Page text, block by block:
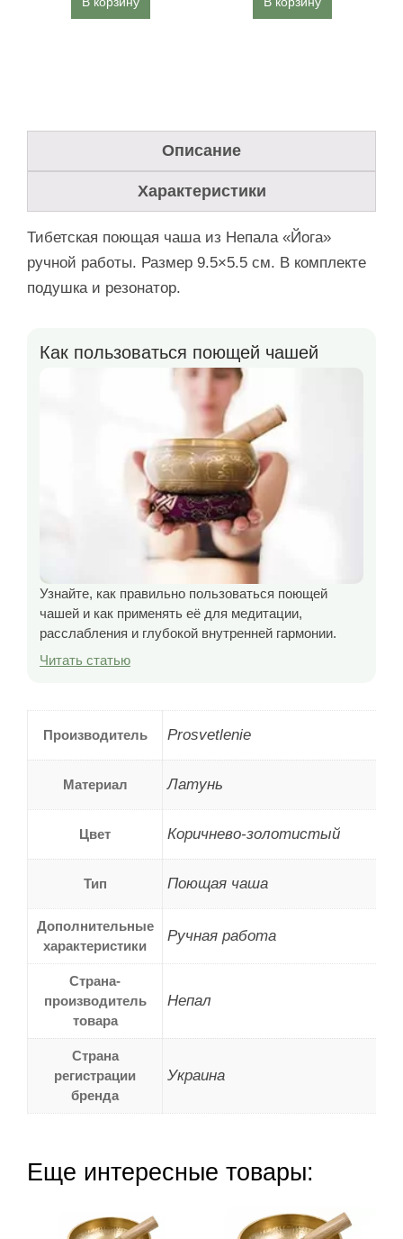
Описание
Характеристики
Тибетская поющая чаша из Непала «Йога»
ручной работы. Размер 9.5×5.5 см. В комплекте
подушка и резонатор.
Как пользоваться поющей чашей
Узнайте, как правильно пользоваться поющей
чашей и как применять её для медитации,
расслабления и глубокой внутренней гармонии.
Читать статью
Производитель Prosvetlenie
Материал Латунь
Цвет Коричнево-золотистый
Тип Поющая чаша
Дополнительные
характеристики
Ручная работа
Страна-
производитель
товара
Непал
Страна
регистрации
бренда
Украина
Еще интересные товары: